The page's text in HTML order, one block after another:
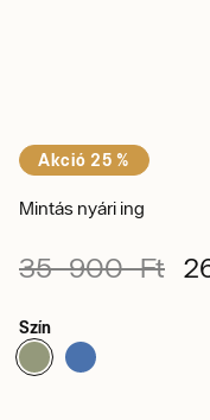
Akció 25 %
Mintás nyári ing
35 900 Ft
Szín